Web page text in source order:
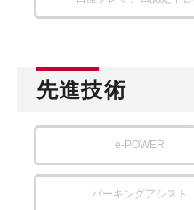
先進技術
e-POWER
パーキングアシスト